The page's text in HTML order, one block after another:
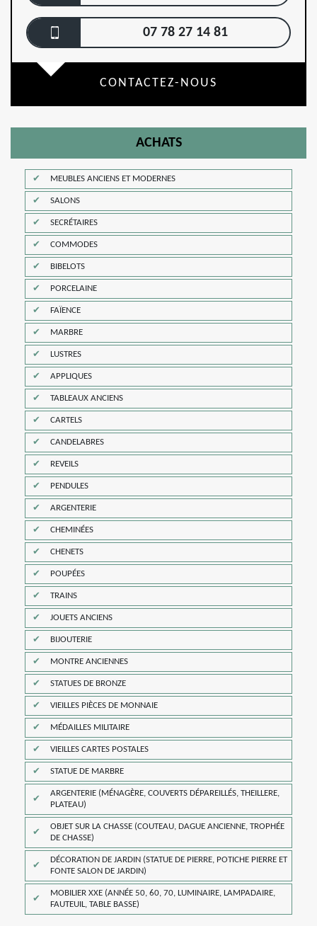
07 78 27 14 81
CONTACTEZ-NOUS
ACHATS
MEUBLES ANCIENS ET MODERNES
SALONS
SECRÉTAIRES
COMMODES
BIBELOTS
PORCELAINE
FAÏENCE
MARBRE
LUSTRES
APPLIQUES
TABLEAUX ANCIENS
CARTELS
CANDELABRES
REVEILS
PENDULES
ARGENTERIE
CHEMINÉES
CHENETS
POUPÉES
TRAINS
JOUETS ANCIENS
BIJOUTERIE
MONTRE ANCIENNES
STATUES DE BRONZE
VIEILLES PIÈCES DE MONNAIE
MÉDAILLES MILITAIRE
VIEILLES CARTES POSTALES
STATUE DE MARBRE
ARGENTERIE (MÉNAGÈRE, COUVERTS DÉPAREILLÉS, THEILLERE,
PLATEAU)
OBJET SUR LA CHASSE (COUTEAU, DAGUE ANCIENNE, TROPHÉE
DE CHASSE)
DÉCORATION DE JARDIN (STATUE DE PIERRE, POTICHE PIERRE ET
FONTE SALON DE JARDIN)
MOBILIER XXE (ANNÉE 50, 60, 70, LUMINAIRE, LAMPADAIRE,
FAUTEUIL, TABLE BASSE)